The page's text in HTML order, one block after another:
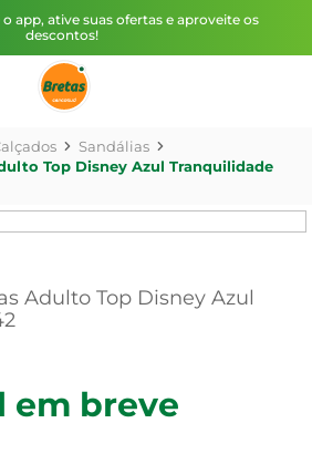
o app, ative suas ofertas e aproveite os
descontos!
Sandálias
Top Disney Azul Tranquilidade
Adulto Top Disney Azul
em breve